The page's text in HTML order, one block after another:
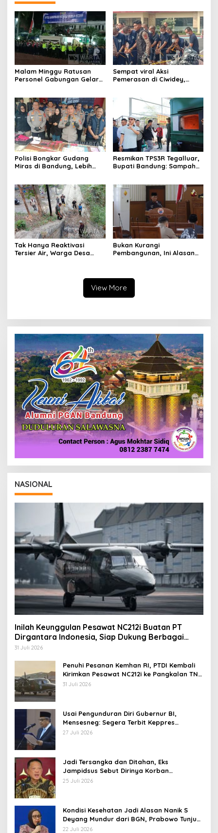
Malam Minggu Ratusan
Personel Gabungan Gelar
Sempat viral Aksi
Pemerasan di Ciwidey,
Polisi Bongkar Gudang
Miras di Bandung, Lebih
Resmikan TPS3R Tegalluar,
Bupati Bandung: Sampah
Tak Hanya Reaktivasi
Tersier Air, Warga Desa
Bukan Kurangi
Pembangunan, Ini Alasan
View More
NASIONAL
Inilah Keunggulan Pesawat NC212i Buatan PT
Dirgantara Indonesia, Siap Dukung Berbagai
Operasi TNI
31 Juli 2026
Penuhi Pesanan Kemhan RI, PTDI Kembali
Kirimkan Pesawat NC212i ke Pangkalan TNI
AU
31 Juli 2026
Usai Pengunduran Diri Gubernur BI,
Mensesneg: Segera Terbit Keppres
Pemberhentian dengan Hormat
27 Juli 2026
Jadi Tersangka dan Ditahan, Eks
Jampidsus Sebut Dirinya Korban
Kriminalisasi
25 Juli 2026
Kondisi Kesehatan Jadi Alasan Nanik S
Deyang Mundur dari BGN, Prabowo Tunjuk
Wamentan Sudaryono
22 Juli 2026